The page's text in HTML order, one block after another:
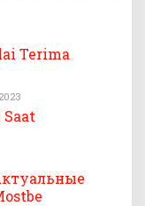
Terima
E
A
S